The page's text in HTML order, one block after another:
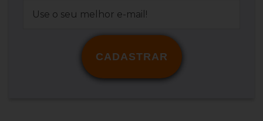
CADASTRAR